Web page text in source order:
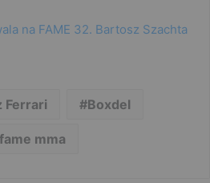
na FAME 32. Bartosz Szachta
Ferrari Boxdel
fame mma